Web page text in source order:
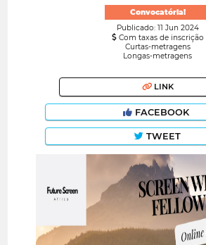
Convocatória!
Publicado: 11 Jun 2024
Com taxas de inscrição
Curtas-metragens
Longas-metragens
LINK
FACEBOOK
TWEET